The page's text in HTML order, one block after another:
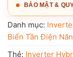
BẢO MẬT &
Danh mục:
Biến Tần Điện
Thẻ: Inverter